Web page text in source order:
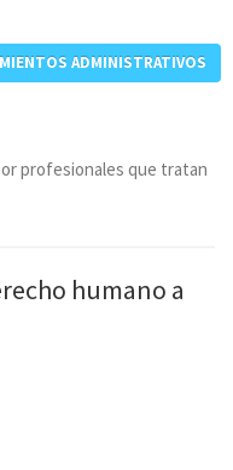
ADMINISTRATIVOS
profesionales que tratan
humano a